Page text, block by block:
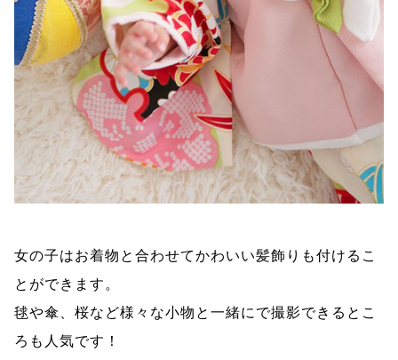
女の子はお着物と合わせてかわいい髪飾りも付けるこ
とができます。
毬や傘、桜など様々な小物と一緒にで撮影できるとこ
ろも人気です！